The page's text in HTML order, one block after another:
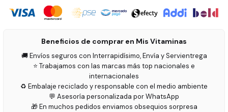
Beneficios de comprar en Mis Vitaminas
🚚 Envíos seguros con Interrapidísimo, Envía y Servientrega
⭐ Trabajamos con las marcas más top nacionales e
internacionales
♻️ Embalaje reciclado y responsable con el medio ambiente
💬 Asesoría personalizada por WhatsApp
🎁 En muchos pedidos enviamos obsequios sorpresa